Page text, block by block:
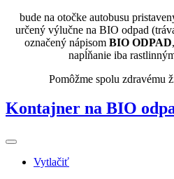
bude na otočke autobusu
určený výlučne na BIO odpad
označený nápisom BIO ODPAD
napĺňanie iba
Pomôžme spolu zdravému
Kontajner na BIO
Vytlačiť